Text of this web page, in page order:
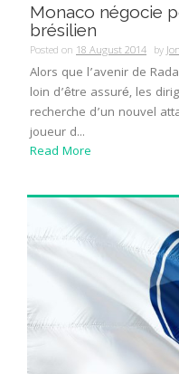
Monaco négocie
brésilien
Posted on 18 August 2014 by
Alors que l’avenir de
loin d’être assuré, les
recherche d’un nouvel
joueur d...
Read More